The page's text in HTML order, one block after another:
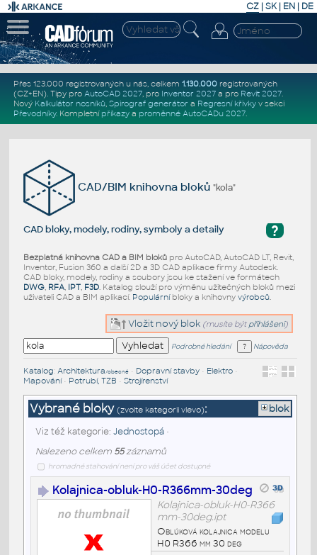
CZ | SK| EN | DE
Přes 123.000 registrovaných u nás, celkem 1.130.000registrovaných
(CZ+EN). Tipy pro AutoCAD 2027, pro Inventor 2027a pro Revit 2027.
Nový Kalkulátor nosníků, Spirograf generátor a Regresní křivkyv sekci
Převodníky. Kompletní příkazya proměnné AutoCADu 2027.
CAD/BIM knihovna bloků"kola"
?
CAD bloky, modely, rodiny, symboly a detaily
Bezplatná knihovna CAD a BIM blokůpro AutoCAD, AutoCAD LT, Revit,
Inventor, Fusion 360 a další 2D a 3D CAD aplikace firmy Autodesk.
CAD bloky, modely, rodiny a soubory jsou ke stažení ve formátech
DWG, RFA, IPT, F3D. Katalog slouží pro výměnu užitečných bloků mezi
uživateli CAD a BIM aplikací. Populárníbloky a knihovny výrobců.
Vložit nový blok (musíte být přihlášeni)
Podrobné hledání Nápověda
Katalog: Architektura/obecné• Dopravní stavby• Elektro•
Mapování• Potrubí, TZB • Strojírenství
Vybrané bloky (zvolte kategorii vlevo): blok
Viz též kategorie: Jednostopá•
Nalezeno celkem 55záznamů
hromadné stahování není pro váš účet dostupné
Kolajnica-obluk-H0-R366mm-30deg
Kolajnica-obluk-H0-R366
mm-30deg.ipt
Oblúková kolajnica modelu
H0 R366 mm 30 deg